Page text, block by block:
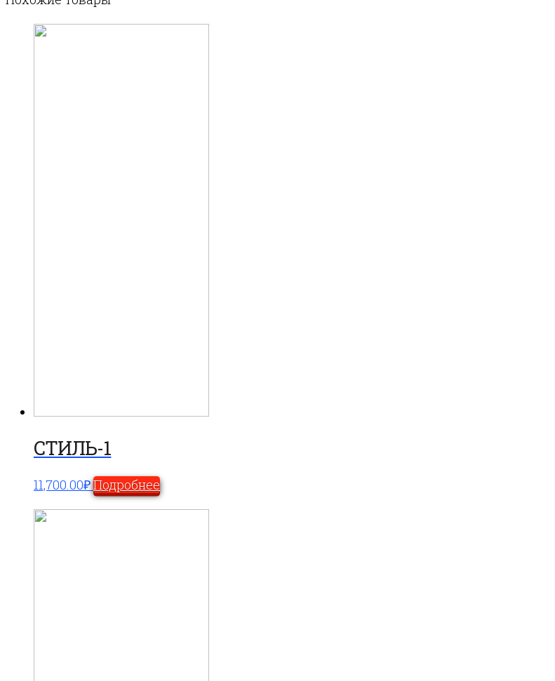
СТИЛЬ-1
11,700.00₽Подробнее